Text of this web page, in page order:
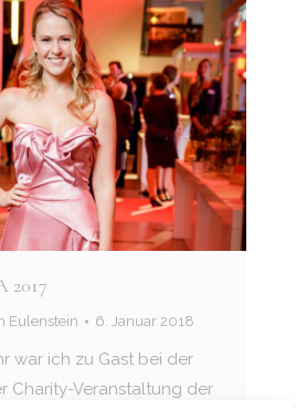
2017
Eulenstein 6. Januar 2018
war ich zu Gast bei der
Charity-Veranstaltung der